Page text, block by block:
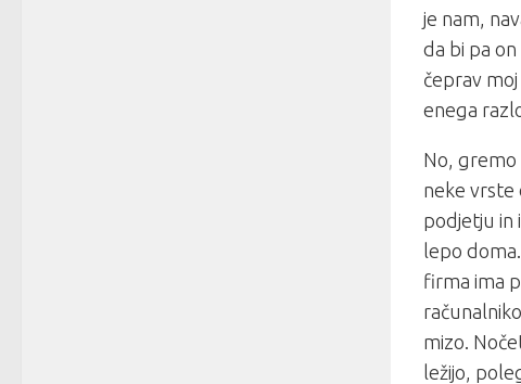
je nam,
da bi pa
čeprav
enega
No, gremo
neke vrste
podjetju in
lepo
firma ima
mizo.
ležijo,